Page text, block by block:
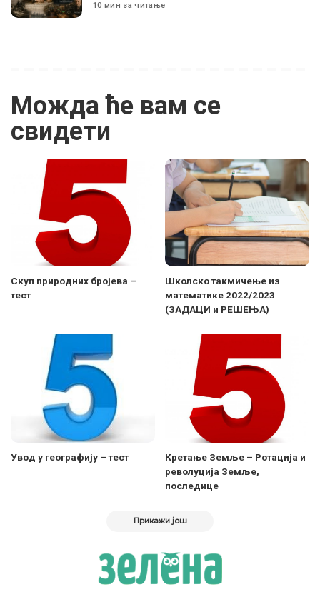
10 мин за читање
Можда ће вам се
свидети
Скуп природних бројева –
тест
Школско такмичење из
математике 2022/2023
(ЗАДАЦИ и РЕШЕЊА)
Увод у географију – тест
Кретање Земље – Ротација и
револуција Земље,
последице
Прикажи још